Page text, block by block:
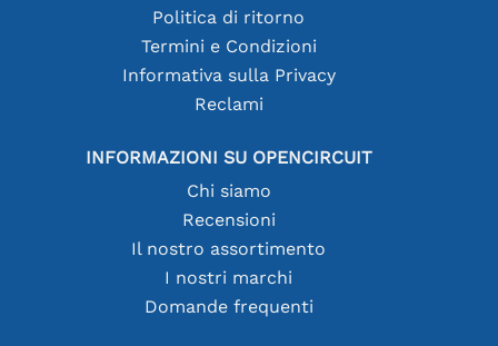
Politica di ritorno
Termini e Condizioni
Informativa sulla Privacy
Reclami
INFORMAZIONI SU OPENCIRCUIT
Chi siamo
Recensioni
Il nostro assortimento
I nostri marchi
Domande frequenti